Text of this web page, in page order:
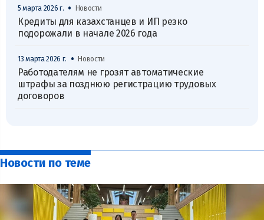
5 марта 2026 г. • Новости
Кредиты для казахстанцев и ИП резко
подорожали в начале 2026 года
13 марта 2026 г. • Новости
Работодателям не грозят автоматические
штрафы за позднюю регистрацию трудовых
договоров
Новости по теме